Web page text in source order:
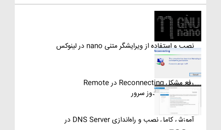
نصب و استفاده از ویرایشگر متنی nano در لینوکس
رفع مشکل Reconnecting در Remote
Desktop ویندوز سرور
آموزش کامل نصب و راه‌اندازی DNS Server در